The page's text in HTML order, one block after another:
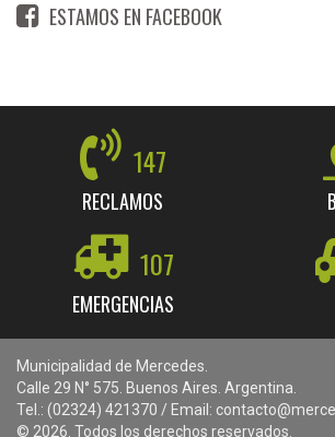
ESTAMOS EN FACEBOOK
147
RECLAMOS
107
EMERGENCIAS
Municipalidad de Mercedes.
Calle 29 N° 575. Buenos Aires. Argentina.
Tel.: (02324) 421370 / Email:
© 2026. Todos los derechos reservados.